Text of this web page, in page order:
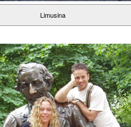
Limusina